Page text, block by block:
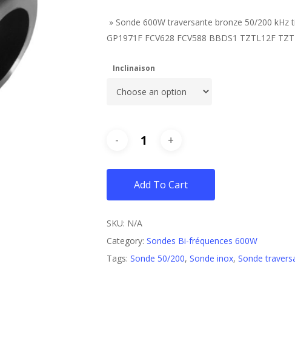
» Sonde 600W traversante bronze 50/200 kHz
GP1971F FCV628 FCV588 BBDS1 TZTL12F
Inclinaison
Add To Cart
SKU: N/A
Category: Sondes Bi-fréquences 600W
Tags: Sonde 50/200, Sonde inox, Sonde